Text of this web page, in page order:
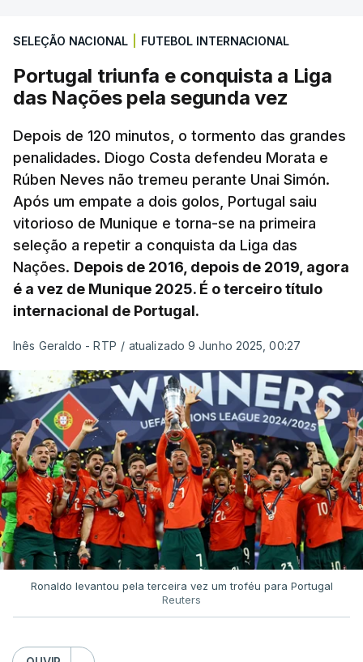
SELEÇÃO NACIONAL FUTEBOL INTERNACIONAL
Portugal triunfa e conquista a Liga
das Nações pela segunda vez
Depois de 120 minutos, o tormento das grandes
penalidades. Diogo Costa defendeu Morata e
Rúben Neves não tremeu perante Unai Simón.
Após um empate a dois golos, Portugal saiu
vitorioso de Munique e torna-se na primeira
seleção a repetir a conquista da Liga das
Nações. Depois de 2016, depois de 2019, agora
é a vez de Munique 2025. É o terceiro título
internacional de Portugal.
Inês Geraldo - RTP / atualizado 9 Junho 2025, 00:27
Ronaldo levantou pela terceira vez um troféu para Portugal
Reuters